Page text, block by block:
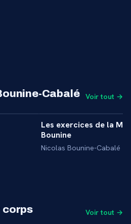
Cabalé Voir tout →
INITIATION
Les exercices de la
Bounine
Nicolas Bounine-Cabalé
corps Voir tout →
34 min